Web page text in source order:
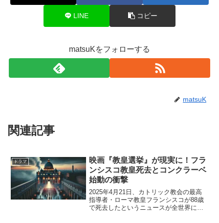
LINE コピー
matsuKをフォローする
matsuK
関連記事
ドラマ
映画『教皇選挙』が現実に！フラ
ンシスコ教皇死去とコンクラーベ
始動の衝撃
2025年4月21日、カトリック教会の最高
指導者・ローマ教皇フランシスコが88歳
で死去したというニュースが全世界に報